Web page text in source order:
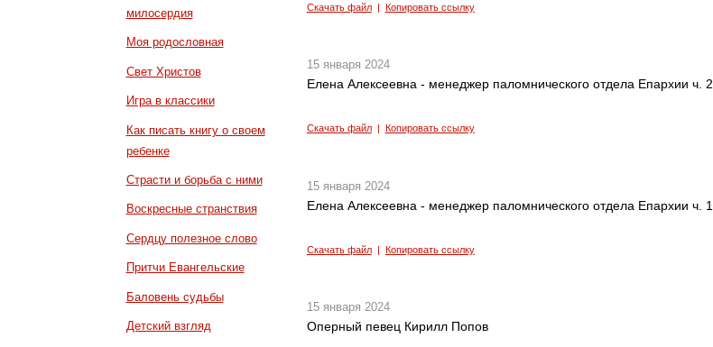
милосердия
Моя родословная
Свет Христов
Игра в классики
Как писать книгу о своем
ребенке
Страсти и борьба с ними
Воскресные странствия
Сердцу полезное слово
Притчи Евангельские
Баловень судьбы
Детский взгляд
Скачать файл| Копировать ссылку
15 января 2024
Елена Алексеевна - менеджер паломнического отдела Епархии ч. 2
Скачать файл| Копировать ссылку
15 января 2024
Елена Алексеевна - менеджер паломнического отдела Епархии ч. 1
Скачать файл| Копировать ссылку
15 января 2024
Оперный певец Кирилл Попов